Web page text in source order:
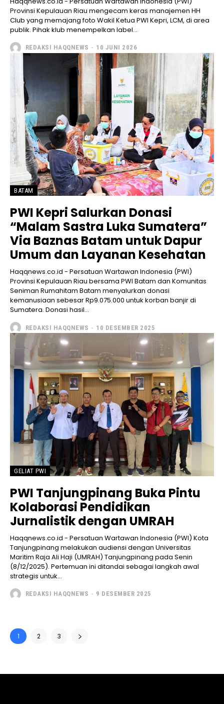
Provinsi Kepulauan Riau mengecam keras manajemen HH
Club yang memajang foto Wakil Ketua PWI Kepri, LCM, di area
publik. Pihak klub menempelkan label...
REDAKSI HAQQNEWS - 10 JUNI 2026
BATAM
PWI Kepri Salurkan Donasi
“Malam Sastra Luka Sumatera”
Via Baznas Batam untuk Dapur
Umum dan Layanan Kesehatan
Haqqnews.co.id - Persatuan Wartawan Indonesia (PWI)
Provinsi Kepulauan Riau bersama PWI Batam dan Komunitas
Seniman Rumahitam Batam menyalurkan donasi
kemanusiaan sebesar Rp9.075.000 untuk korban banjir di
Sumatera. Donasi hasil...
REDAKSI HAQQNEWS - 10 DESEMBER 2025
GELIAT PWI
PWI Tanjungpinang Buka Pintu
Kolaborasi Pendidikan
Jurnalistik dengan UMRAH
Haqqnews.co.id - Persatuan Wartawan Indonesia (PWI) Kota
Tanjungpinang melakukan audiensi dengan Universitas
Maritim Raja Ali Haji (UMRAH) Tanjungpinang pada Senin
(8/12/2025). Pertemuan ini ditandai sebagai langkah awal
strategis untuk...
REDAKSI HAQQNEWS - 9 DESEMBER 2025
1 2 3